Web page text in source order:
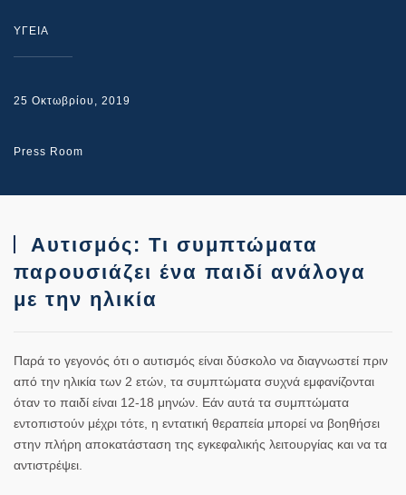
ΥΓΕΙΑ
25 Οκτωβρίου, 2019
Press Room
Αυτισμός: Τι συμπτώματα
παρουσιάζει ένα παιδί ανάλογα
με την ηλικία
Παρά το γεγονός ότι ο αυτισμός είναι δύσκολο να διαγνωστεί πριν
από την ηλικία των 2 ετών, τα συμπτώματα συχνά εμφανίζονται
όταν το παιδί είναι 12-18 μηνών. Εάν αυτά τα συμπτώματα
εντοπιστούν μέχρι τότε, η εντατική θεραπεία μπορεί να βοηθήσει
στην πλήρη αποκατάσταση της εγκεφαλικής λειτουργίας και να τα
αντιστρέψει.